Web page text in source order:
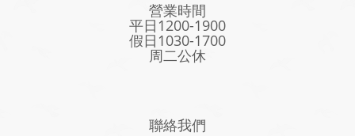
營業時間
平日1200-1900
假日1030-1700
周二公休
聯絡我們